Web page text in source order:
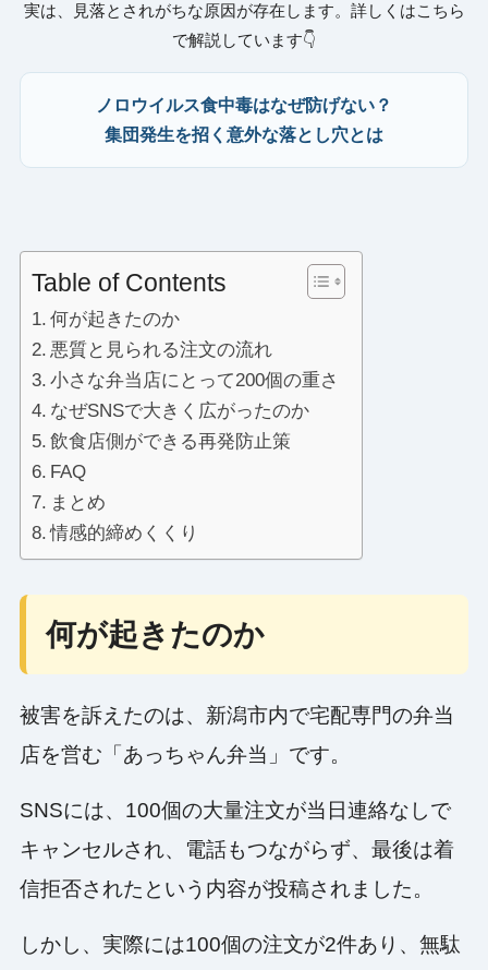
実は、見落とされがちな原因が存在します。詳しくはこちら
で解説しています👇
ノロウイルス食中毒はなぜ防げない？
集団発生を招く意外な落とし穴とは
Table of Contents
何が起きたのか
悪質と見られる注文の流れ
小さな弁当店にとって200個の重さ
なぜSNSで大きく広がったのか
飲食店側ができる再発防止策
FAQ
まとめ
情感的締めくくり
何が起きたのか
被害を訴えたのは、新潟市内で宅配専門の弁当
店を営む「あっちゃん弁当」です。
SNSには、100個の大量注文が当日連絡なしで
キャンセルされ、電話もつながらず、最後は着
信拒否されたという内容が投稿されました。
しかし、実際には100個の注文が2件あり、無駄